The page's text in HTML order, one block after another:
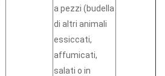
a pezzi (budella
di altri animali
essiccati,
affumicati,
salati o in